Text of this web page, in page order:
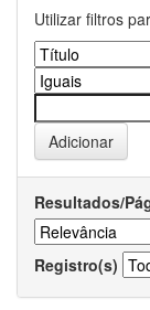
Utilizar filtros
Resultados/
Registro(s)